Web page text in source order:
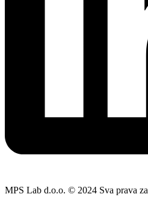
MPS Lab d.o.o. © 2024 Sva prava